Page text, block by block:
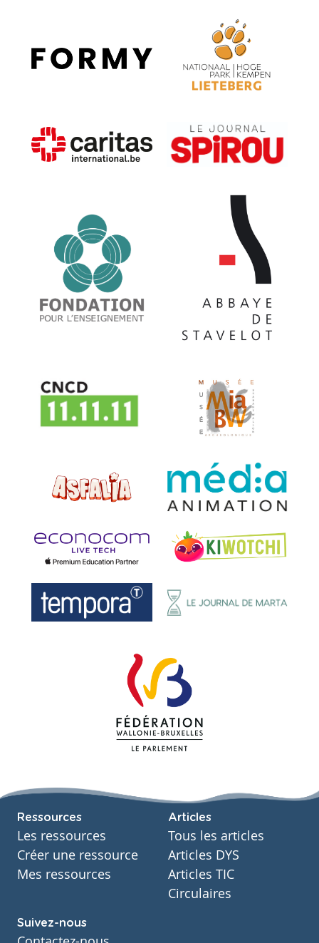
Ressources
Les ressources
Créer une ressource
Mes ressources
Articles
Tous les articles
Articles DYS
Articles TIC
Circulaires
Suivez-nous